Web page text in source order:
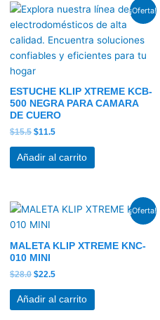
¡Oferta!
ESTUCHE KLIP XTREME KCB-
500 NEGRA PARA CAMARA
DE CUERO
$15.5
El
precio
original
era:
$15.5.
$11.5
El
actual
es:
$11.5.
Añadir al carrito
¡Oferta!
MALETA KLIP XTREME KNC-
010 MINI
$28.0
El
original
$28.0.
$22.5
El
$22.5.
Añadir al carrito